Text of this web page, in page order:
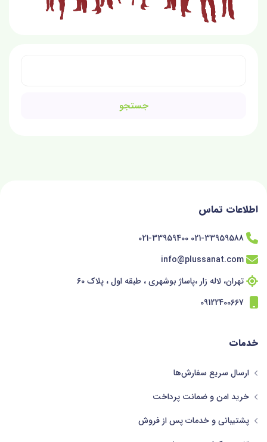
اطلاعات تماس
021-33959588 021-33959400
info@plussanat.com
تهران، لاله زار ،پاساژ بوشهری ، طبقه اول ، پلاک 60
09122400667
خدمات
ارسال سریع سفارش‌ها
خرید امن و ضمانت پرداخت
پشتیبانی و خدمات پس از فروش